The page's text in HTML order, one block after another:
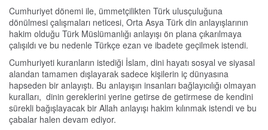
Cumhuriyet dönemi ile, ümmetçilikten Türk ulusçuluğuna
dönülmesi çalışmaları neticesi, Orta Asya Türk din anlayışlarının
hakim olduğu Türk Müslümanlığı anlayışı ön plana çıkarılmaya
çalışıldı ve bu nedenle Türkçe ezan ve ibadete geçilmek istendi.
Cumhuriyeti kuranların istediği İslam, dini hayatı sosyal ve siyasal
alandan tamamen dışlayarak sadece kişilerin iç dünyasına
hapseden bir anlayıştı. Bu anlayışın insanları bağlayıcılığı olmayan
kuralları, dinin gereklerini yerine getirse de getirmese de kendini
sürekli bağışlayacak bir Allah anlayışı hakim kılınmak istendi ve bu
çabalar halen devam ediyor.